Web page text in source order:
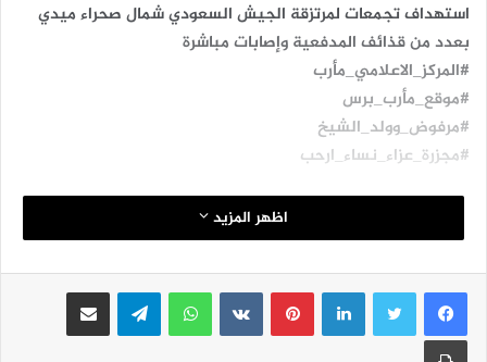
استهداف تجمعات لمرتزقة الجيش السعودي شمال صحراء ميدي
بعدد من قذائف المدفعية وإصابات مباشرة
#المركز_الاعلامي_مأرب
#موقع_مأرب_برس
#مرفوض_وولد_الشيخ
#مجزرة_عزاء_نساء_ارحب
اظهر المزيد
لينكدإنبينتيريست واتساب تيلقرام مشاركة عبر البريد
طباعة